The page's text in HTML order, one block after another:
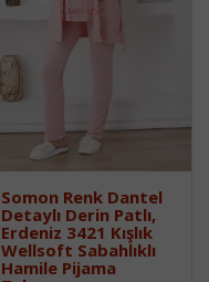
Somon Renk Dantel
Detaylı Derin Patlı,
Erdeniz 3421 Kışlık
Wellsoft Sabahlıklı
Hamile Pijama